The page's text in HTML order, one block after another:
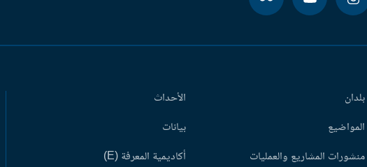
بلدان
المواضيع
منشورات المشاريع والعمليات
الأحداث
بيانات
أكاديمية المعرفة (E)